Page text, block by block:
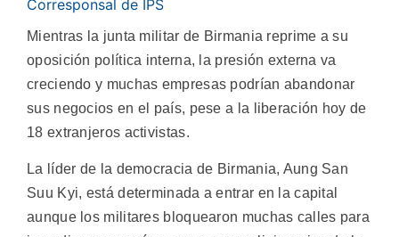
Corresponsal de IPS
Mientras la junta militar de Birmania reprime a su
oposición política interna, la presión externa va
creciendo y muchas empresas podrían abandonar
sus negocios en el país, pese a la liberación hoy de
18 extranjeros activistas.
La líder de la democracia de Birmania, Aung San
Suu Kyi, está determinada a entrar en la capital
aunque los militares bloquearon muchas calles para